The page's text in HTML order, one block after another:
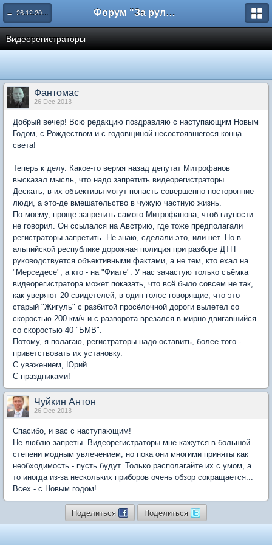
← 26.12.2013. Антон Чуйкин. Горячая линия. Форум "За рулем"
Видеорегистраторы
Фантомас
26 Dec 2013
Добрый вечер! Всю редакцию поздравляю с наступающим Новым
Годом, с Рождеством и с годовщиной несостоявшегося конца
света!
Теперь к делу. Какое-то вермя назад депутат Митрофанов
высказал мысль, что надо запретить видеорегистраторы.
Дескать, в их объективы могут попасть совершенно посторонние
люди, а это-де вмешательство в чужую частную жизнь.
По-моему, проще запретить самого Митрофанова, чтоб глупости
не говорил. Он ссылался на Австрию, где тоже предполагали
регистраторы запретить. Не знаю, сделали это, или нет. Но в
альпийской республике дорожная полиция при разборе ДТП
руководствуется объективными фактами, а не тем, кто ехал на
"Мерседесе", а кто - на "Фиате". У нас зачастую только съёмка
видеорегистратора может показать, что всё было совсем не так,
как уверяют 20 свидетелей, в один голос говорящие, что это
старый "Жигуль" с разбитой просёлочной дороги вылетел со
скоростью 200 км/ч и с разворота врезался в мирно двигавшийся
со скоростью 40 "БМВ".
Потому, я полагаю, регистраторы надо оставить, более того -
приветствовать их установку.
С уважением, Юрий
С праздниками!
Чуйкин Антон
26 Dec 2013
Спасибо, и вас с наступающим!
Не люблю запреты. Видеорегистраторы мне кажутся в большой
степени модным увлечением, но пока они многими приняты как
необходимость - пусть будут. Только располагайте их с умом, а
то иногда из-за нескольких приборов очень обзор сокращается...
Всех - с Новым годом!
Поделиться Поделиться